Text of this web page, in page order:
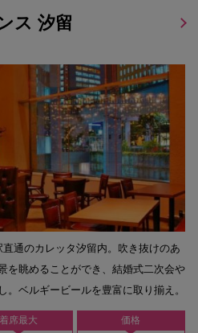
ス 汐留
着席最大 価格
通のカレッタ汐留内。吹き抜けのあ
を眺めることができ、結婚式二次会や
ベルギービールを豊富に取り揃え。